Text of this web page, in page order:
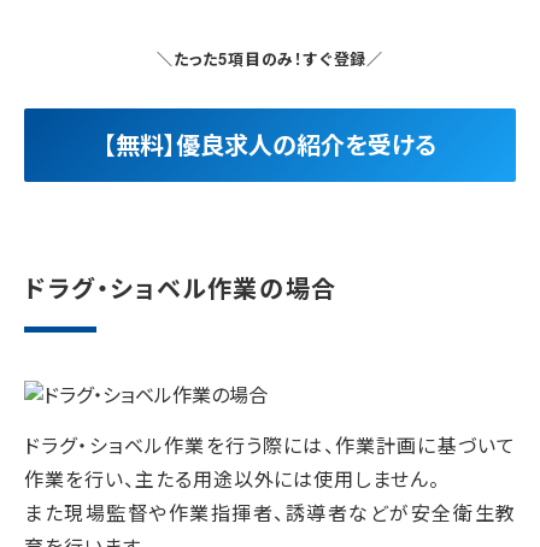
＼たった5項目のみ！すぐ登録／
【無料】優良求人の紹介を受ける
ドラグ・ショベル作業の場合
ドラグ・ショベル作業を行う際には、作業計画に基づいて
作業を行い、主たる用途以外には使用しません。
また現場監督や作業指揮者、誘導者などが安全衛生教